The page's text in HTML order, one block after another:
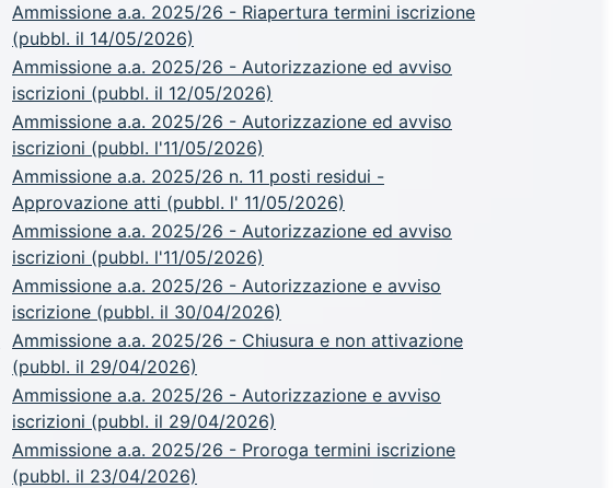
Ammissione a.a. 2025/26 - Riapertura termini iscrizione
(pubbl. il 14/05/2026)
Ammissione a.a. 2025/26 - Autorizzazione ed avviso
iscrizioni (pubbl. il 12/05/2026)
Ammissione a.a. 2025/26 - Autorizzazione ed avviso
iscrizioni (pubbl. l'11/05/2026)
Ammissione a.a. 2025/26 n. 11 posti residui -
Approvazione atti (pubbl. l' 11/05/2026)
Ammissione a.a. 2025/26 - Autorizzazione ed avviso
iscrizioni (pubbl. l'11/05/2026)
Ammissione a.a. 2025/26 - Autorizzazione e avviso
iscrizione (pubbl. il 30/04/2026)
Ammissione a.a. 2025/26 - Chiusura e non attivazione
(pubbl. il 29/04/2026)
Ammissione a.a. 2025/26 - Autorizzazione e avviso
iscrizioni (pubbl. il 29/04/2026)
Ammissione a.a. 2025/26 - Proroga termini iscrizione
(pubbl. il 23/04/2026)